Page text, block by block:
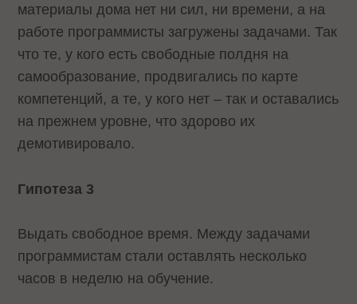
материалы дома нет ни сил, ни времени, а на
работе программисты загружены задачами. Так
что те, у кого есть свободные полдня на
самообразование, продвигались по карте
компетенций, а те, у кого нет – так и оставались
на прежнем уровне, что здорово их
демотивировало.
Гипотеза 3
Выдать свободное время. Между задачами
программистам стали оставлять несколько
часов в неделю на обучение.